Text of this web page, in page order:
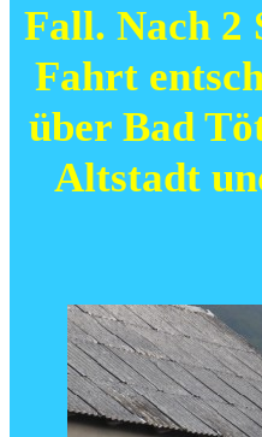
Fall. Nach 2
Fahrt
über Bad
Altstadt